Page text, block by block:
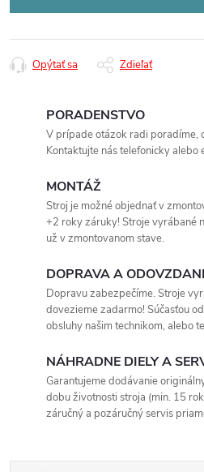
Opýtať sa Zdieľať
PORADENSTVO
V prípade otázok radi poradíme,
Kontaktujte nás telefonicky alebo
MONTÁŽ
Stroj je možné objednať v
+2 roky záruky! Stroje vyrábané
už v zmontovanom stave.
DOPRAVA A
Dopravu zabezpečíme. Stroje
dovezieme zadarmo! Súčasťou
obsluhy našim technikom, alebo
NÁHRADNE DIELY A
Garantujeme dodávanie
dobu životnosti stroja (min. 15
záručný a pozáručný servis